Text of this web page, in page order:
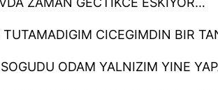
CICEGIMDIN BIR
ODAM YALNIZIM YINE